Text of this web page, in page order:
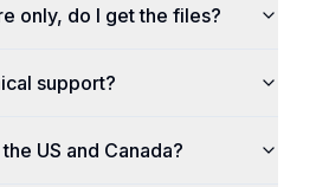
only, do I get the files?
support?
US and Canada?